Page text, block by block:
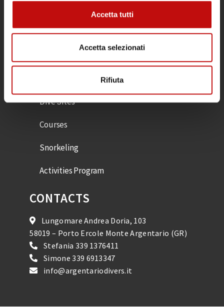
Accetta tutti
Accetta selezionati
Rifiuta
Argentario for technical and recreational
TERMS AND CONDITIONS OF SALE
EXPERIENCES
Dive Sites
Courses
Snorkeling
Activities Program
CONTACTS
Lungomare Andrea Doria, 103
58019 – Porto Ercole Monte Argentario (GR)
Stefania 339 1376411
Simone 339 6913347
info@argentariodivers.it